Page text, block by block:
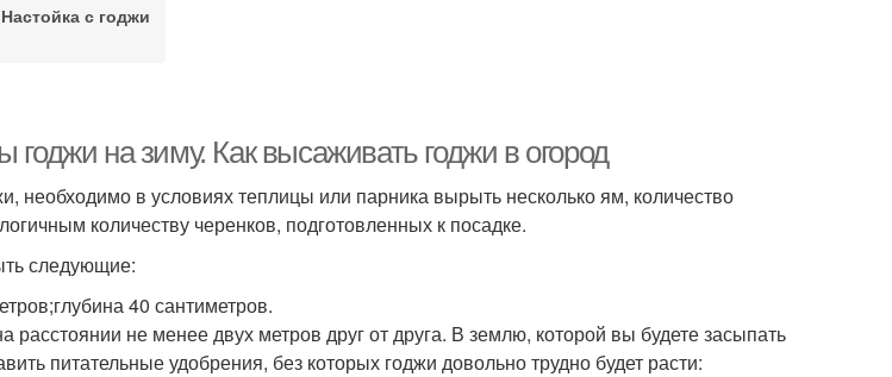
Настойка с годжи
годжи на зиму. Как высаживать годжи в огород
необходимо в условиях теплицы или парника вырыть несколько ям, количество
количеству черенков, подготовленных к посадке.
следующие:
40 сантиметров.
расстоянии не менее двух метров друг от друга. В землю, которой вы будете засыпать
питательные удобрения, без которых годжи довольно трудно будет расти: